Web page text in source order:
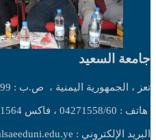
جامعة السعيد
تعز ، الجمهورية اليمنية ، ص.ب : 4999
هاتف : 04271558/60 ، فاكس 04271564
البريد الإلكتروني : info@alsaeeduni.edu.ye